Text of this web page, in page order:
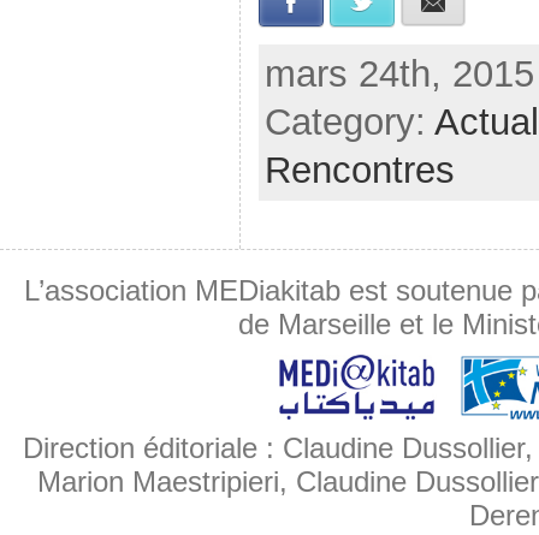
mars 24th,
Category:
Rencontres
L’association MEDiakitab est soutenue
de Marseille et le
Direction éditoriale : Claudine
Marion Maestripieri, Claudine